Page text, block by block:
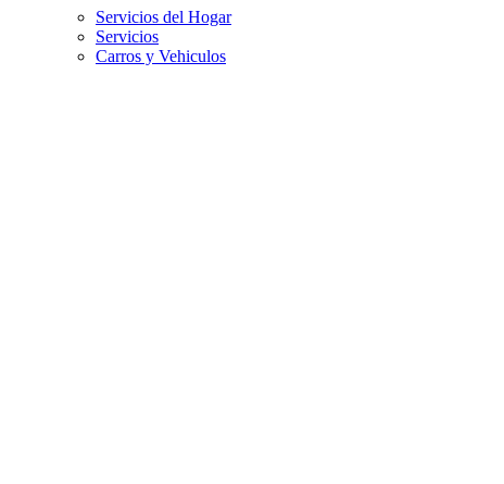
Servicios del Hogar
Servicios
Carros y Vehiculos